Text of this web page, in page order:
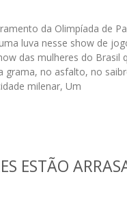
da Olimpíada de
luva nesse show de
das mulheres do Brasil
grama, no asfalto, no
milenar, Um
ESTÃO